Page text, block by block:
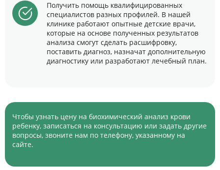
Получить помощь квалифицированных
специалистов разных профилей. В нашей
клинике работают опытные детские врачи,
которые на основе полученных результатов
анализа смогут сделать расшифровку,
поставить диагноз, назначат дополнительную
диагностику или разработают лечебный план.
Чтобы узнать цену на биохимический анализ крови
ребенку, записаться на консультацию или задать другие
вопросы, звоните нам по телефону, указанному на
сайте.